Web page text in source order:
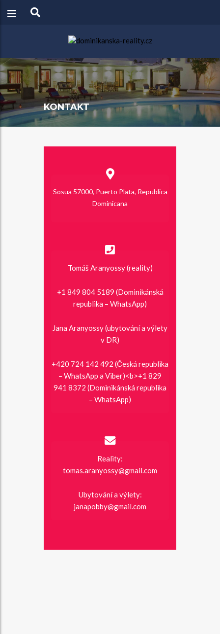
KONTAKT
Sosua 57000, Puerto Plata, Republica
Dominicana
Tomáš Aranyossy (reality)
+1 849 804 5189 (Dominikánská
republika – WhatsApp)
Jana Aranyossy (ubytování a výlety
v DR)
+420 724 142 492 (Česká republika
– WhatsApp a Viber)<b>+1 829
941 8372 (Dominikánská republika
– WhatsApp)
Reality:
tomas.aranyossy@gmail.com
Ubytování a výlety:
janapobby@gmail.com